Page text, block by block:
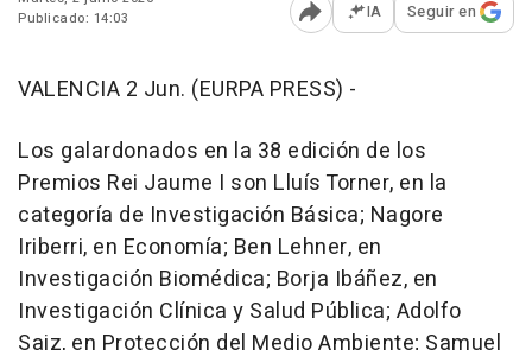
Publicado: 14:03
Abrir opciones para
IA Seguir en
VALENCIA 2 Jun. (EURPA PRESS) -
Los galardonados en la 38 edición de los
Premios Rei Jaume I son Lluís Torner, en la
categoría de Investigación Básica; Nagore
Iriberri, en Economía; Ben Lehner, en
Investigación Biomédica; Borja Ibáñez, en
Investigación Clínica y Salud Pública; Adolfo